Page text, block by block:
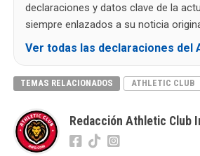
declaraciones y datos clave de la
siempre enlazados a su noticia
Ver todas las declaraciones del
TEMAS RELACIONADOS ATHLETIC CLUB
Redacción Athletic Club